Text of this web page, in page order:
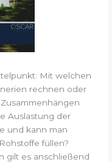
Mit welchen
rechnen oder
Auslastung der
und kann man
füllen?
gilt es anschließend